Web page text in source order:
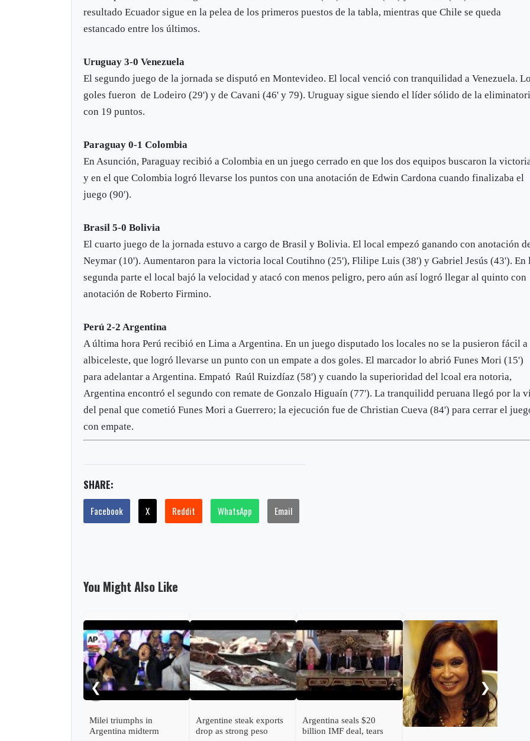
resultado Ecuador sigue en la pelea de los primeros puestos de la tabla, mientras que Chile se queda
estancado entre los últimos.
Uruguay 3-0 Venezuela
El segundo juego de la jornada se disputó en Montevideo. El local venció con tranquilidad a Venezuela.
goles fueron de Lodeiro (29') y de Cavani (46' y 79). Uruguay sigue siendo el líder sólido de la
con 19 puntos.
Paraguay 0-1 Colombia
En Asunción, Paraguay recibió a Colombia en un juego cerrado en que los dos equipos buscaron la
y en el que Colombia logró llevarse los puntos con una anotación de Edwin Cardona cuando finalizaba el
juego (90').
Brasil 5-0 Bolivia
El cuarto juego de la jornada estuvo a cargo de Brasil y Bolivia. El local empezó ganando con anotación
Neymar (10'). Aumentaron para la victoria local Coutihno (25'), Flilipe Luis (38') y Gabriel Jesús (43'). En
segunda parte el local bajó la velocidad y atacó con menos peligro, pero aún así logró llegar al quinto con
anotación de Roberto Firmino.
Perú 2-2 Argentina
A última hora Perú recibió en Lima a Argentina. En un juego disputado los locales no se la pusieron fácil a
albiceleste, que logró llevarse un punto con un empate a dos goles. El marcador lo abrió Funes Mori (15')
para adelantar a Argentina. Empató Raúl Ruizdíaz (58') y cuando la superioridad del lcoal era notoria,
Argentina encontró el segundo con remate de Gonzalo Higuaín (77'). La tranquilidd peruana llegó por la
del penal que cometió Funes Mori a Guerrero; la ejecución fue de Christian Cueva (84') para cerrar el
con empate.
SHARE:
Facebook X Reddit WhatsApp Email
You Might Also Like
❮
Milei triumphs in
Argentina midterm
Argentine steak exports
drop as strong peso
Argentina seals $20
billion IMF deal, tears
❯